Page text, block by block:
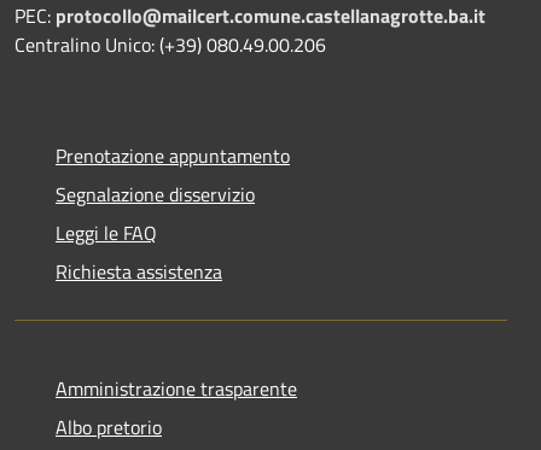
PEC: protocollo@mailcert.comune.castellanagrotte.ba.it
Centralino Unico: (+39) 080.49.00.206
Prenotazione appuntamento
Segnalazione disservizio
Leggi le FAQ
Richiesta assistenza
Amministrazione trasparente
Albo pretorio